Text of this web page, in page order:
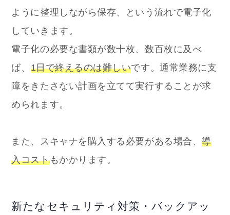
ように整理しながら保存、という流れで電子化
していきます。
電子化の必要な書類が数十枚、数百枚に及べ
ば、 1日で終えるのは難しいです。通常業務に支
障をきたさない計画を立てて実行することが求
められます。
また、スキャナを購入する必要がある場合、導
入コストもかかります。
新たなセキュリティ対策・バックアッ